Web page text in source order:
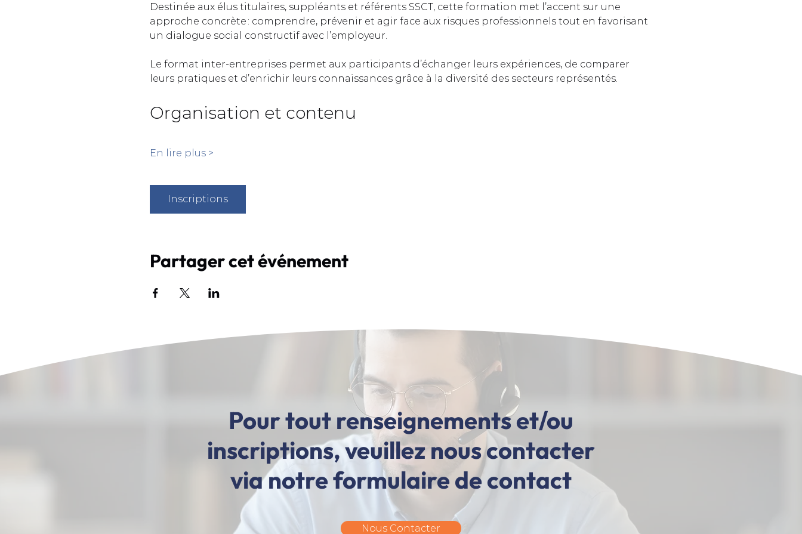
Destinée aux élus titulaires, suppléants et référents SSCT, cette formation met l’accent sur une
approche concrète : comprendre, prévenir et agir face aux risques professionnels tout en favorisant
un dialogue social constructif avec l’employeur.
Le format inter-entreprises permet aux participants d’échanger leurs expériences, de comparer
leurs pratiques et d’enrichir leurs connaissances grâce à la diversité des secteurs représentés.
Organisation et contenu
En lire plus >
Inscriptions
Partager cet événement
Pour tout renseignements et/ou
inscriptions, veuillez nous contacter
via notre formulaire de contact
Nous Contacter